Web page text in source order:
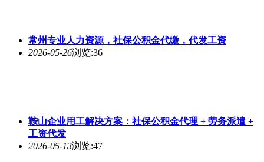
常州专业人力资源，社保公积金代缴，代发工资
2026-05-26浏览:36
鞍山企业用工解决方案：社保公积金代理 + 劳务派遣 +
工资代发
2026-05-13浏览:47